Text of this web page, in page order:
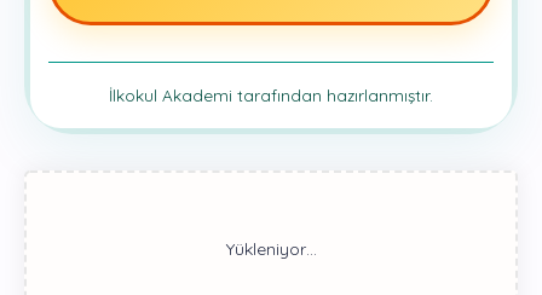
İlkokul Akademi tarafından hazırlanmıştır.